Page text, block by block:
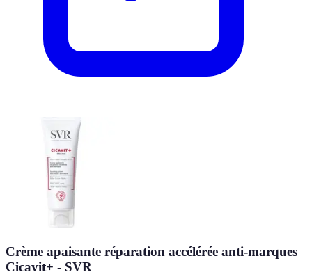
Crème apaisante réparation accélérée anti-marques
Cicavit+ - SVR